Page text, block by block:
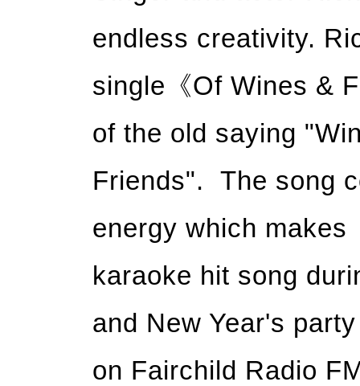
endless creativity.
single《Of Wines &
of the old saying
Friends". The song
energy which makes
karaoke hit song
and New Year's
on Fairchild Radio